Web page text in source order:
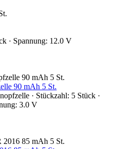
· Spannung: 12.0 V
90 mAh 5 St.
· Stückzahl: 5 Stück ·
3.0 V